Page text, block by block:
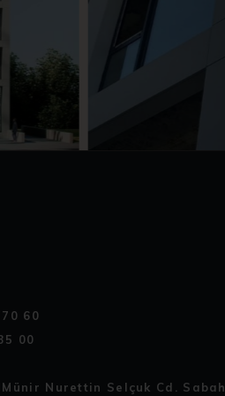
60
00
Nurettin Selçuk Cd. Sabah